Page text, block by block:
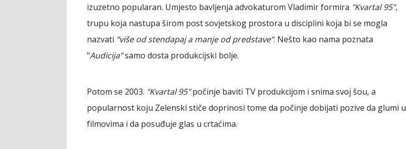
izuzetno popularan. Umjesto bavljenja advokaturom Vladimir formira "Kvartal 95",
trupu koja nastupa širom post sovjetskog prostora u disciplini koja bi se mogla
nazvati “više od stendapaj a manje od predstave“. Nešto kao nama poznata
"Audicija"samo dosta produkcijski bolje.
Potom se 2003. "Kvartal 95"počinje baviti TV produkcijom i snima svoj šou, a
popularnost koju Zelenski stiče doprinosi tome da počinje dobijati pozive da glumi u
filmovima i da posuđuje glas u crtaćima.